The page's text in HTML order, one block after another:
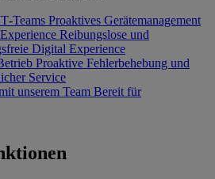
Proaktives Gerätemanagement
Reibungslose und
Digital Experience
Proaktive Fehlerbehebung und
Service
unserem Team Bereit für